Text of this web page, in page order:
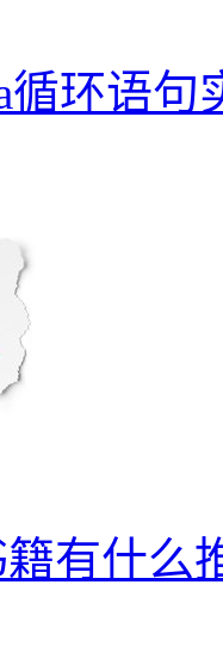
循环语
有什么